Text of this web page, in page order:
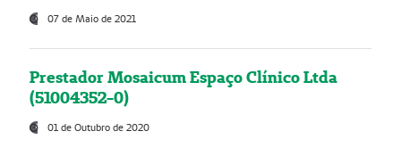
07 de Maio de 2021
Prestador Mosaicum Espaço Clínico Ltda
(51004352-0)
01 de Outubro de 2020